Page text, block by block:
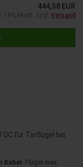
444,58 EUR
19% MwSt. zzgl. Versand
DC für Torflügel bis
Kabel . Flügel max.